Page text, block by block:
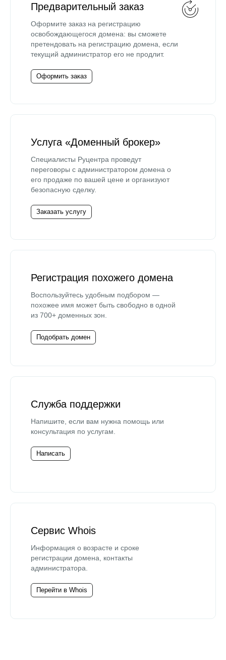
Предварительный заказ
Оформите заказ на регистрацию
освобождающегося домена: вы сможете
претендовать на регистрацию домена, если
текущий администратор его не продлит.
Оформить заказ
Услуга «Доменный брокер»
Специалисты Руцентра проведут
переговоры с администратором домена о
его продаже по вашей цене и организуют
безопасную сделку.
Заказать услугу
Регистрация похожего домена
Воспользуйтесь удобным подбором —
похожее имя может быть свободно в одной
из 700+ доменных зон.
Подобрать домен
Служба поддержки
Напишите, если вам нужна помощь или
консультация по услугам.
Написать
Сервис Whois
Информация о возрасте и сроке
регистрации домена, контакты
администратора.
Перейти в Whois